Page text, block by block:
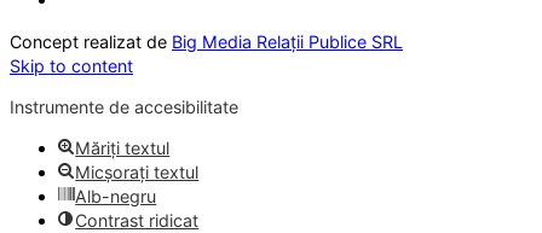
Concept realizat de Big Media Relații Publice SRL
Skip to content
Instrumente de accesibilitate
Măriți textul
Micșorați textul
Alb-negru
Contrast ridicat